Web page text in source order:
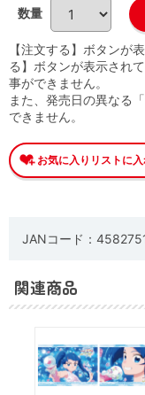
数量
【注文する】ボタンが
る】ボタンが表示され
事ができません。
また、発売日の異なる
できません。
JANコード：
関連商品